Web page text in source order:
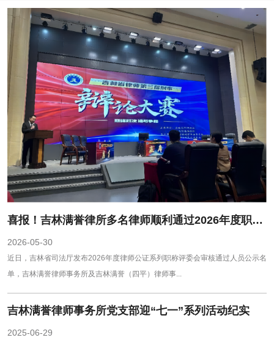
喜报！吉林满誉律所多名律师顺利通过2026年度职称评审审核
2026-05-30
近日，吉林省司法厅发布2026年度律师公证系列职称评委会审核通过人员公示名
单，吉林满誉律师事务所及吉林满誉（四平）律师事...
吉林满誉律师事务所党支部迎“七一”系列活动纪实
2025-06-29